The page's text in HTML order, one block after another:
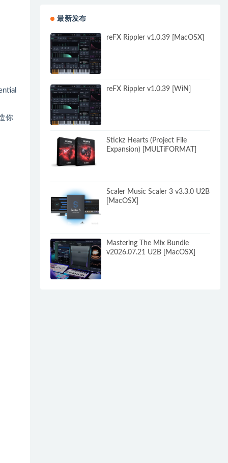
你
最新发布
reFX Rippler v1.0.39 [MacOSX]
reFX Rippler v1.0.39 [WiN]
Stickz Hearts (Project File
Expansion) [MULTiFORMAT]
Scaler Music Scaler 3 v3.3.0 U2B
[MacOSX]
Mastering The Mix Bundle
v2026.07.21 U2B [MacOSX]